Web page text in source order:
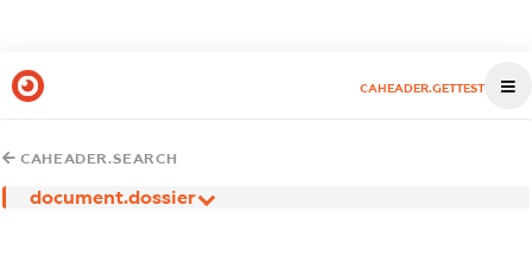
CAHEADER.GETTEST
CAHEADER.SEARCH
document.dossier